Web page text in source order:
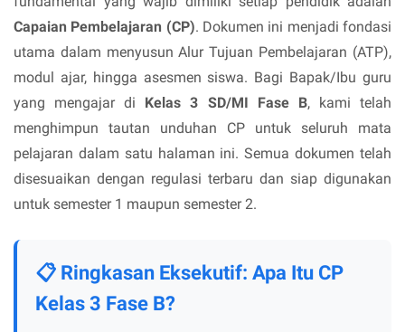
Capaian Pembelajaran (CP). Dokumen ini menjadi fondasi
utama dalam menyusun Alur Tujuan Pembelajaran (ATP),
modul ajar, hingga asesmen siswa. Bagi Bapak/Ibu guru
yang mengajar di Kelas 3 SD/MI Fase B, kami telah
menghimpun tautan unduhan CP untuk seluruh mata
pelajaran dalam satu halaman ini. Semua dokumen telah
disesuaikan dengan regulasi terbaru dan siap digunakan
untuk semester 1 maupun semester 2.
📋 Ringkasan Eksekutif: Apa Itu CP
Kelas 3 Fase B?